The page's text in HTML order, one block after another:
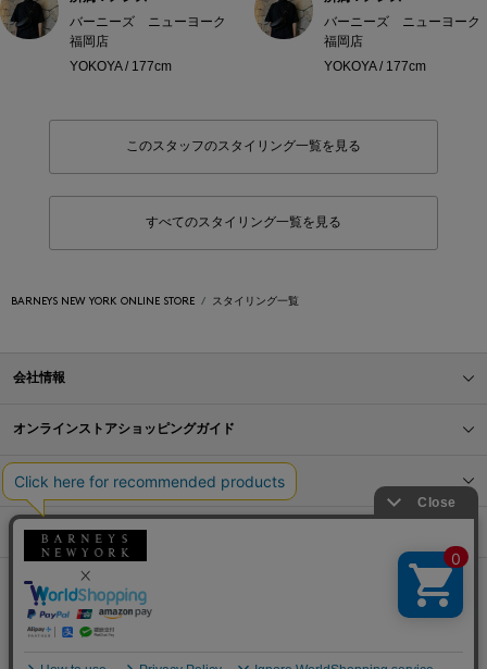
バーニーズ ニューヨーク
福岡店
YOKOYA / 177cm
バーニーズ ニューヨーク
福岡店
YOKOYA / 177cm
このスタッフのスタイリング一覧を見る
すべてのスタイリング一覧を見る
BARNEYS NEW YORK ONLINE STORE スタイリング一覧
会社情報
オンラインストアショッピングガイド
店舗情報
サービス